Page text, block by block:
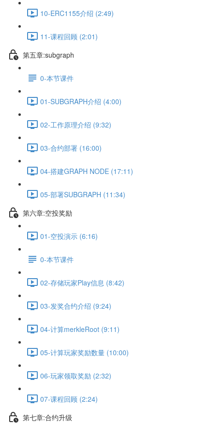
10-ERC1155介绍 (2:49)
11-课程回顾 (2:01)
第五章:subgraph
0-本节课件
01-SUBGRAPH介绍 (4:00)
02-工作原理介绍 (9:32)
03-合约部署 (16:00)
04-搭建GRAPH NODE (17:11)
05-部署SUBGRAPH (11:34)
第六章:空投奖励
01-空投演示 (6:16)
0-本节课件
02-存储玩家Play信息 (8:42)
03-发奖合约介绍 (9:24)
04-计算merkleRoot (9:11)
05-计算玩家奖励数量 (10:00)
06-玩家领取奖励 (2:32)
07-课程回顾 (2:24)
第七章:合约升级